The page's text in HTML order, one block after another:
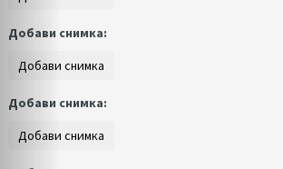
Добави снимка:
Добави снимка: